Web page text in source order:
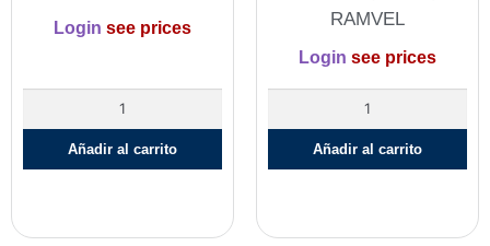
Login see prices
Añadir al carrito
RAMVEL
Login see prices
Añadir al carrito